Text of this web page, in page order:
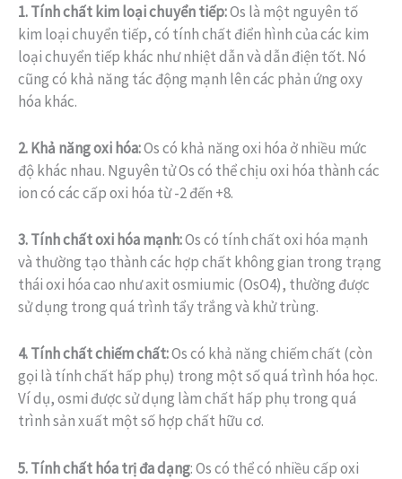
1. Tính chất kim loại chuyển tiếp:Os là một nguyên tố
kim loại chuyển tiếp, có tính chất điển hình của các kim
loại chuyển tiếp khác như nhiệt dẫn và dẫn điện tốt. Nó
cũng có khả năng tác động mạnh lên các phản ứng oxy
hóa khác.
2. Khả năng oxi hóa:Os có khả năng oxi hóa ở nhiều mức
độ khác nhau. Nguyên tử Os có thể chịu oxi hóa thành các
ion có các cấp oxi hóa từ -2 đến +8.
3. Tính chất oxi hóa mạnh:Os có tính chất oxi hóa mạnh
và thường tạo thành các hợp chất không gian trong trạng
thái oxi hóa cao như axit osmiumic (OsO4), thường được
sử dụng trong quá trình tẩy trắng và khử trùng.
4. Tính chất chiếm chất:Os có khả năng chiếm chất (còn
gọi là tính chất hấp phụ) trong một số quá trình hóa học.
Ví dụ, osmi được sử dụng làm chất hấp phụ trong quá
trình sản xuất một số hợp chất hữu cơ.
5. Tính chất hóa trị đa dạng: Os có thể có nhiều cấp oxi